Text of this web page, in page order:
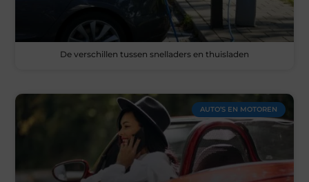
De verschillen tussen snelladers en thuisladen
AUTO’S EN MOTOREN